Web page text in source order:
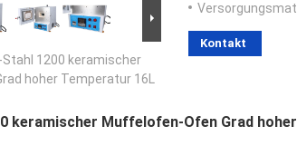
Stahl 1200 keramischer
hoher Temperatur 16L
Kontakt
keramischer Muffelofen-Ofen Grad